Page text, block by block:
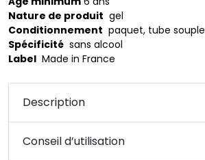
Nature de produit gel
Conditionnement paquet, tube souple
Spécificité sans alcool
Label Made in France
Description
Conseil d’utilisation